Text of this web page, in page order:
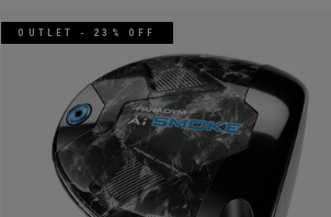
OUTLET - 23% OFF